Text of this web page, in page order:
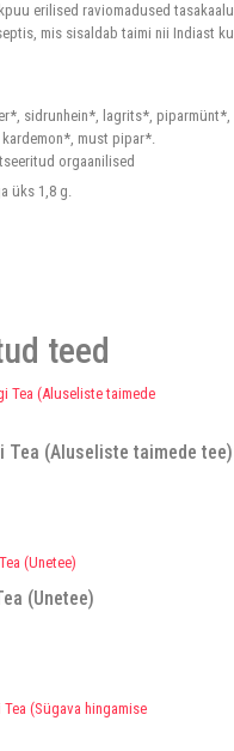
erilised raviomadused
mis sisaldab taimi nii Indiast
sidrunhein*, lagrits*,
must pipar*.
orgaanilised
üks 1,8 g.
teed
Tea (Aluseliste taimede tee)
(Unetee)